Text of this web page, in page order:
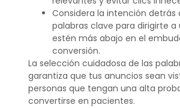
Considera la intención detrás
palabras clave para dirigirte a
estén más abajo en el
conversión.
La selección cuidadosa de las
garantiza que tus anuncios sean
personas que tengan una alta
convertirse en pacientes.